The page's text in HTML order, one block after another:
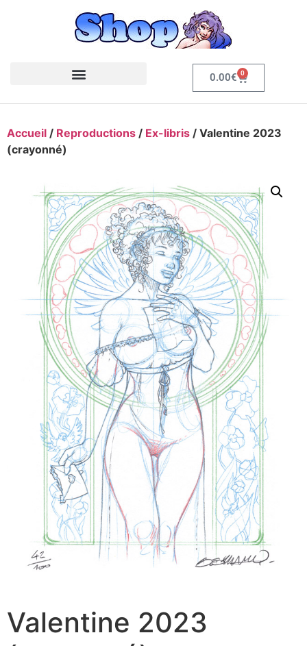
0.00€ 0
Accueil / Reproductions / Ex-libris / Valentine 2023
(crayonné)
Valentine 2023